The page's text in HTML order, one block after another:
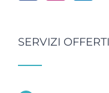
SERVIZI OFFERTI